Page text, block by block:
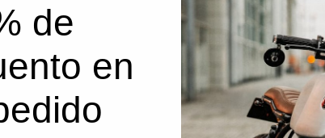
de
en